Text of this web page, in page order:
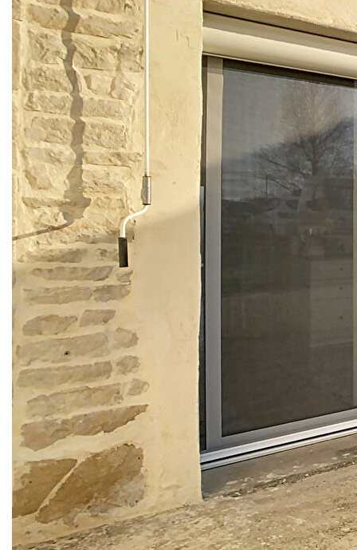
Description
Réf : 704
EN EXCLUSIVITE: Laurent Immobilier vous propose cette
jolie maison pleine de charme, située à Arbigny dans un
secteur calme et agréable, idéale pour un premier achat ou
un pied-à-terre.
D'une surface habitable de 82 m², cette maison habitable
de suite se compose de :
- Un large séjour lumineux avec cuisine ouverte, offrant un
espace convivial
- 2 chambres spacieuses
- Une salle d'eau avec WC
La maison bénéficie d'une belle luminosité et d'un accès
direct au jardin avec terrasse, parfait pour profiter des
beaux jours.
Édifiée sur un terrain clos de 348 m², elle dispose
également d'un poêle à granulés récent, apportant confort
et économies d'énergie.
- Maison lumineuse et chaleureuse